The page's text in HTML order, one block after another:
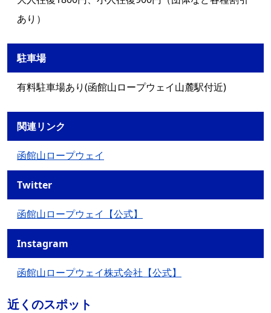
あり）
駐車場
有料駐車場あり(函館山ロープウェイ山麓駅付近)
関連リンク
函館山ロープウェイ
Twitter
函館山ロープウェイ【公式】
Instagram
函館山ロープウェイ株式会社【公式】
近くのスポット